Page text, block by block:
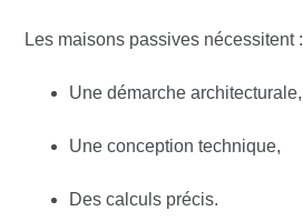
Les maisons passives nécessitent :
Une démarche architecturale,
Une conception technique,
Des calculs précis.